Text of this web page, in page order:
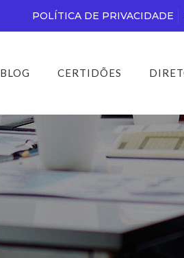
POLÍTICA DE PRIVACIDADE
BLOG CERTIDÕES